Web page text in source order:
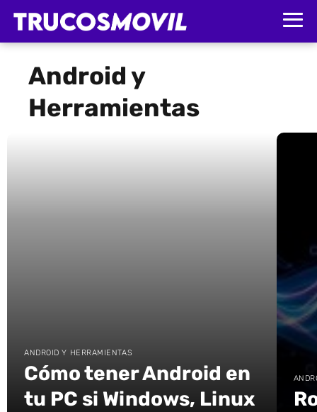
Android y
Herramientas
ANDROID Y HERRAMIENTAS
Cómo tener Android en
tu PC si Windows, Linux